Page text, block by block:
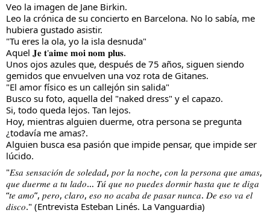
Veo la imagen de Jane Birkin.
Leo la crónica de su concierto en Barcelona. No lo sabía, me
hubiera gustado asistir.
"Tu eres la ola, yo la isla desnuda"
Aquel 𝐉𝐞 𝐭'𝐚𝐢𝐦𝐞 𝐦𝐨𝐢 𝐧𝐨𝐦 𝐩𝐥𝐮𝐬.
Unos ojos azules que, después de 75 años, siguen siendo
gemidos que envuelven una voz rota de Gitanes.
"El amor físico es un callejón sin salida"
Busco su foto, aquella del "naked dress" y el capazo.
Si, todo queda lejos. Tan lejos.
Hoy, mientras alguien duerme, otra persona se pregunta
¿todavía me amas?.
Alguien busca esa pasión que impide pensar, que impide ser
lúcido.
"𝐸𝑠𝑎 𝑠𝑒𝑛𝑠𝑎𝑐𝑖𝑜́𝑛 𝑑𝑒 𝑠𝑜𝑙𝑒𝑑𝑎𝑑, 𝑝𝑜𝑟 𝑙𝑎 𝑛𝑜𝑐𝘩𝑒, 𝑐𝑜𝑛 𝑙𝑎 𝑝𝑒𝑟𝑠𝑜𝑛𝑎 𝑞𝑢𝑒 𝑎𝑚𝑎𝑠,
𝑞𝑢𝑒 𝑑𝑢𝑒𝑟𝑚𝑒 𝑎 𝑡𝑢 𝑙𝑎𝑑𝑜… 𝑇𝑢́ 𝑞𝑢𝑒 𝑛𝑜 𝑝𝑢𝑒𝑑𝑒𝑠 𝑑𝑜𝑟𝑚𝑖𝑟 𝘩𝑎𝑠𝑡𝑎 𝑞𝑢𝑒 𝑡𝑒 𝑑𝑖𝑔𝑎
“𝑡𝑒 𝑎𝑚𝑜”, 𝑝𝑒𝑟𝑜, 𝑐𝑙𝑎𝑟𝑜, 𝑒𝑠𝑜 𝑛𝑜 𝑎𝑐𝑎𝑏𝑎 𝑑𝑒 𝑝𝑎𝑠𝑎𝑟 𝑛𝑢𝑛𝑐𝑎. 𝐷𝑒 𝑒𝑠𝑜 𝑣𝑎 𝑒𝑙
𝑑𝑖𝑠𝑐𝑜." (Entrevista Esteban Linés. La Vanguardia)